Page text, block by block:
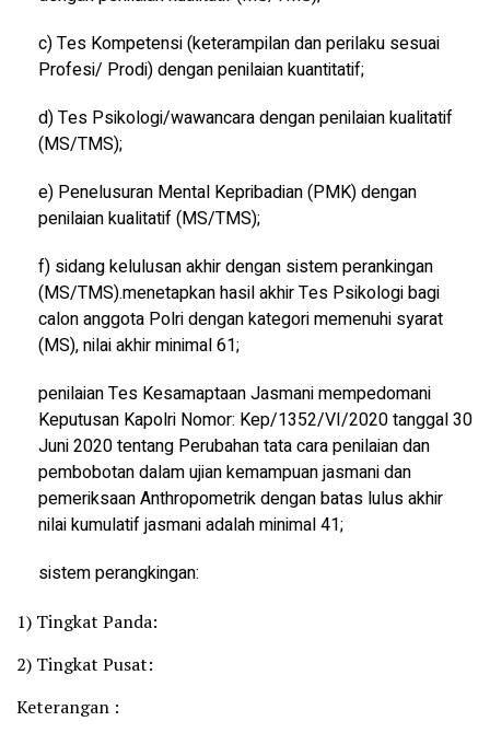
c) Tes Kompetensi (keterampilan dan perilaku sesuai
Profesi/ Prodi) dengan penilaian kuantitatif;
d) Tes Psikologi/wawancara dengan penilaian kualitatif
(MS/TMS);
e) Penelusuran Mental Kepribadian (PMK) dengan
penilaian kualitatif (MS/TMS);
f) sidang kelulusan akhir dengan sistem perankingan
(MS/TMS).menetapkan hasil akhir Tes Psikologi bagi
calon anggota Polri dengan kategori memenuhi syarat
(MS), nilai akhir minimal 61;
penilaian Tes Kesamaptaan Jasmani mempedomani
Keputusan Kapolri Nomor: Kep/1352/VI/2020 tanggal 30
Juni 2020 tentang Perubahan tata cara penilaian dan
pembobotan dalam ujian kemampuan jasmani dan
pemeriksaan Anthropometrik dengan batas lulus akhir
nilai kumulatif jasmani adalah minimal 41;
sistem perangkingan:
1) Tingkat Panda:
2) Tingkat Pusat:
Keterangan :